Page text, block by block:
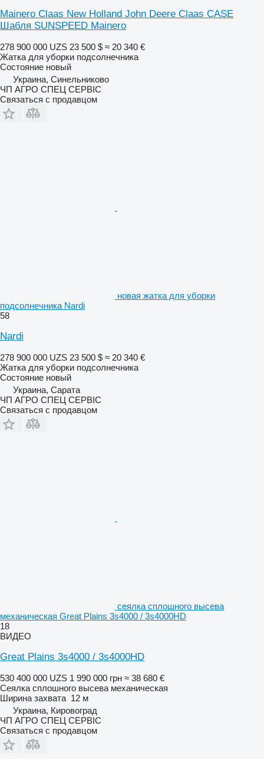
Mainero Claas New Holland John Deere Claas CASE
Шабля SUNSPEED Mainero
278 900 000 UZS 23 500 $ ≈ 20 340 €
Жатка для уборки подсолнечника
Состояние новый
Украина, Синельниково
ЧП АГРО СПЕЦ СЕРВІС
Связаться с продавцом
новая жатка для уборки
подсолнечника Nardi
58
Nardi
278 900 000 UZS 23 500 $ ≈ 20 340 €
Жатка для уборки подсолнечника
Состояние новый
Украина, Сарата
ЧП АГРО СПЕЦ СЕРВІС
Связаться с продавцом
сеялка сплошного высева
механическая Great Plains 3s4000 / 3s4000HD
18
ВИДЕО
Great Plains 3s4000 / 3s4000HD
530 400 000 UZS 1 990 000 грн ≈ 38 680 €
Сеялка сплошного высева механическая
Ширина захвата 12 м
Украина, Кировоград
ЧП АГРО СПЕЦ СЕРВІС
Связаться с продавцом